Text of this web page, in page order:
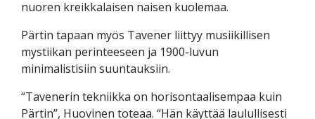
nuoren kreikkalaisen naisen kuolemaa.
Pärtin tapaan myös Tavener liittyy musiikillisen
mystiikan perinteeseen ja 1900-luvun
minimalistisiin suuntauksiin.
“Tavenerin tekniikka on horisontaalisempaa kuin
Pärtin”, Huovinen toteaa. “Hän käyttää laulullisesti